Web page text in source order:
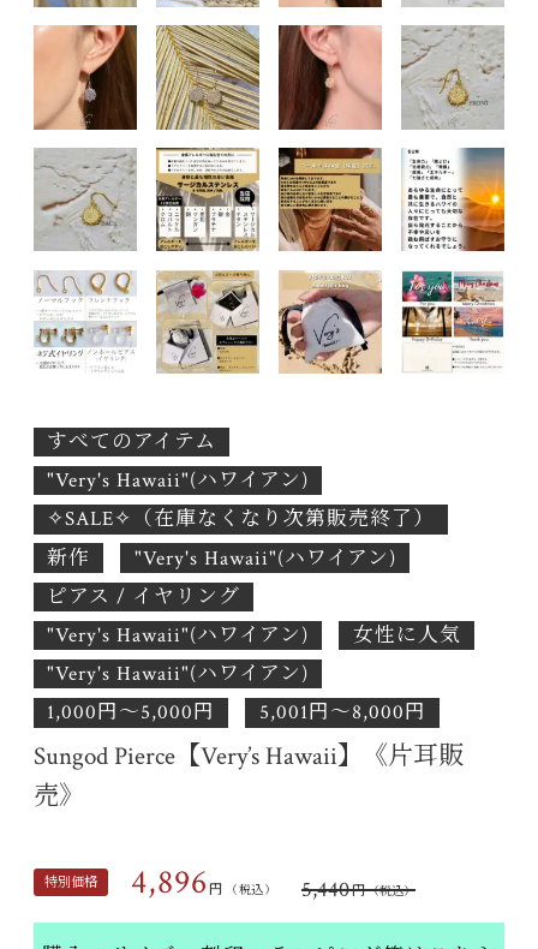
すべてのアイテム
"Very's Hawaii"(ハワイアン)
✧SALE✧（在庫なくなり次第販売終了）
新作
"Very's Hawaii"(ハワイアン)
ピアス / イヤリング
"Very's Hawaii"(ハワイアン)
女性に人気
"Very's Hawaii"(ハワイアン)
1,000円〜5,000円
5,001円〜8,000円
Sungod Pierce【Very’s Hawaii】《片耳販
売》
特別価格 4,896 円 （税込） 5,440円（税込）